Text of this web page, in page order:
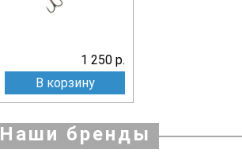
1 250 р.
В корзину
Наши бренды